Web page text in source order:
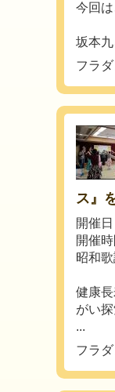
今回は
坂本
フラ
ス』
開催
開催
昭和
健康
がい
...
フラ